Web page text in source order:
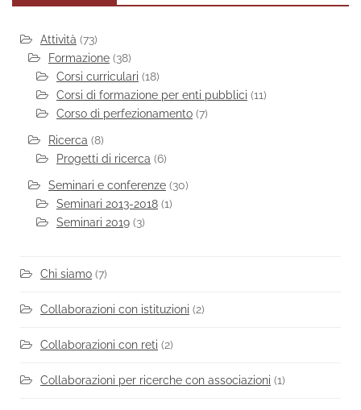
Attività (73)
Formazione (38)
Corsi curriculari (18)
Corsi di formazione per enti pubblici (11)
Corso di perfezionamento (7)
Ricerca (8)
Progetti di ricerca (6)
Seminari e conferenze (30)
Seminari 2013-2018 (1)
Seminari 2019 (3)
Chi siamo (7)
Collaborazioni con istituzioni (2)
Collaborazioni con reti (2)
Collaborazioni per ricerche con associazioni (1)